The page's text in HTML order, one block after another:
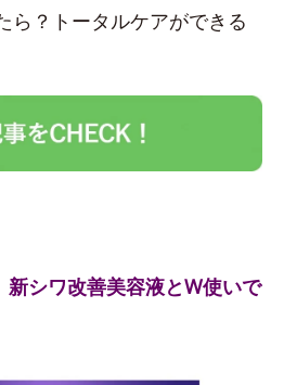
ら？トータルケアができる
シワ改善美容液とW使いで